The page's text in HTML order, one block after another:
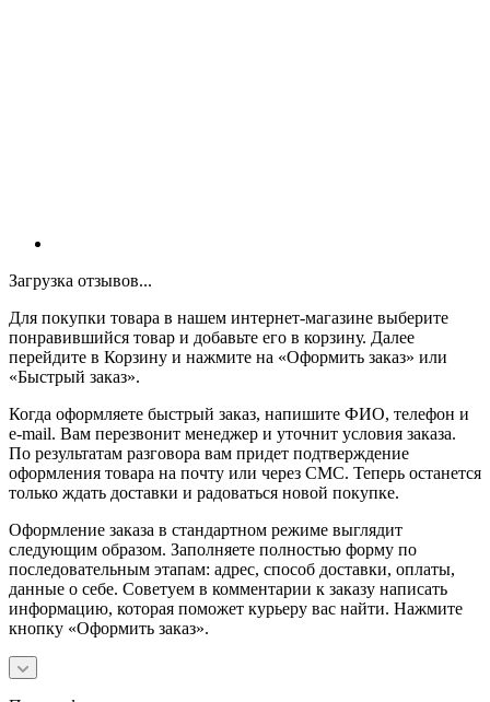
Загрузка отзывов...
Для покупки товара в нашем интернет-магазине выберите
понравившийся товар и добавьте его в корзину. Далее
перейдите в Корзину и нажмите на «Оформить заказ» или
«Быстрый заказ».
Когда оформляете быстрый заказ, напишите ФИО, телефон и
e-mail. Вам перезвонит менеджер и уточнит условия заказа.
По результатам разговора вам придет подтверждение
оформления товара на почту или через СМС. Теперь останется
только ждать доставки и радоваться новой покупке.
Оформление заказа в стандартном режиме выглядит
следующим образом. Заполняете полностью форму по
последовательным этапам: адрес, способ доставки, оплаты,
данные о себе. Советуем в комментарии к заказу написать
информацию, которая поможет курьеру вас найти. Нажмите
кнопку «Оформить заказ».